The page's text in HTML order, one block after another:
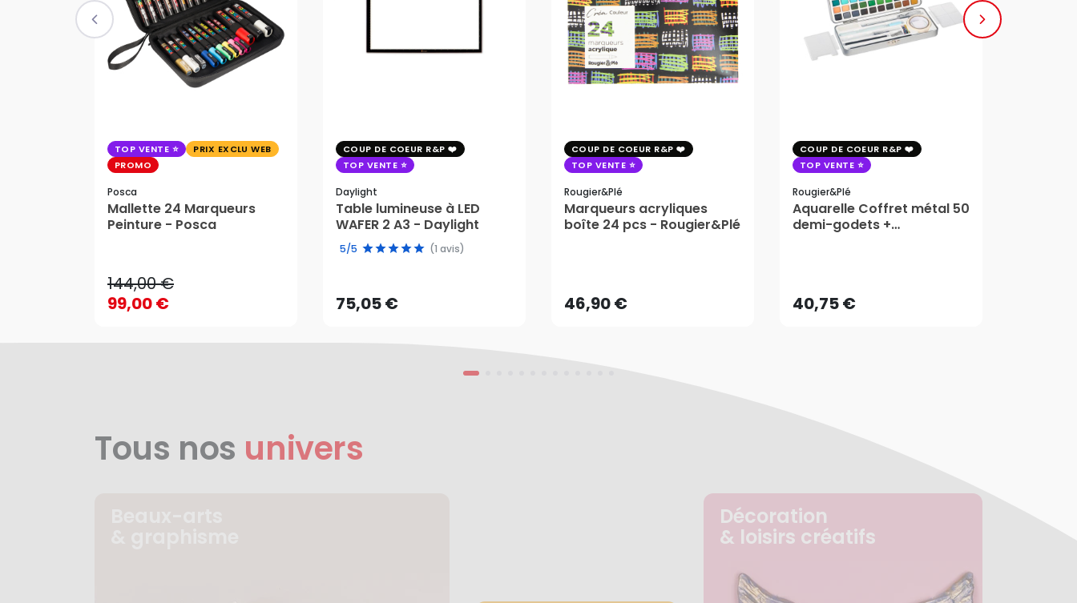
TOP VENTE
PRIX EXCLU WEB
PROMO
Posca
Mallette 24 Marqueurs
Peinture - Posca
144,00 €
99,00 €
144,00 €
AJOUTER AU PANIER
COUP DE COEUR R&P
TOP VENTE
Daylight
Table lumineuse à LED
WAFER 2 A3 - Daylight
5/5 (1 avis)
75,05 €
75,05 €
AJOUTER AU PANIER
COUP DE COEUR R&P
TOP VENTE
Rougier&plé
Marqueurs acryliques
boîte 24 pcs - Rougier&Plé
46,90 €AJOUTER AU PANIER
COUP DE COEUR R&P
TOP VENTE
Rougier&plé
Aquarelle Coffret métal 50
demi-godets +
40,75 €AJOUTER AU PANIER
Tous nos univers
Décoration
& loisirs créatifs